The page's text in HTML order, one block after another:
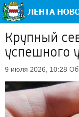
Крупный
успешного
9 июля 2026, 10:28